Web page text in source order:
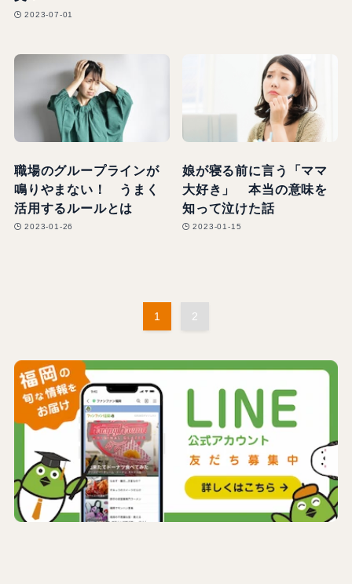
2023-07-01
職場のグループラインが
鳴りやまない！ うまく
活用するルールとは
2023-01-26
娘が寝る前に言う「ママ
大好き」 本当の意味を
知って泣けた話
2023-01-15
1 2